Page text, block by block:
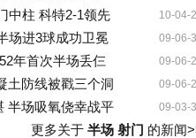
10-04-
中柱 科特2-1领先
09-06-
场进3球成功卫冕
09-06-
年首次半场丢仨
09-06-
土防线被戳三个洞
09-03-
半场吸氧侥幸战平
更多关于 半场 射门 的新闻